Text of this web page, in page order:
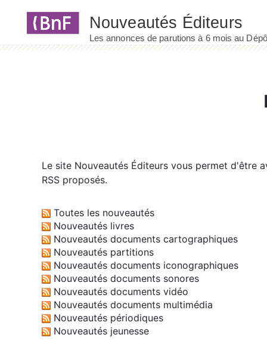
Le site Nouveautés Éditeurs vous permet d'être
RSS proposés.
Toutes les nouveautés
Nouveautés livres
Nouveautés documents cartographiques
Nouveautés partitions
Nouveautés documents iconographiques
Nouveautés documents sonores
Nouveautés documents vidéo
Nouveautés documents multimédia
Nouveautés périodiques
Nouveautés jeunesse